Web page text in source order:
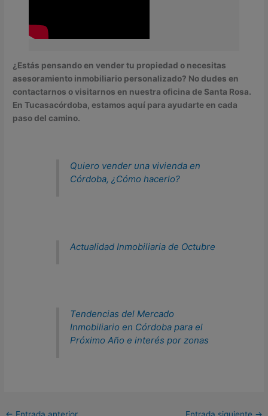
¿Estás pensando en vender tu propiedad o necesitas
asesoramiento inmobiliario personalizado? No dudes en
contactarnos o visitarnos en nuestra oficina de Santa Rosa.
En Tucasacórdoba, estamos aquí para ayudarte en cada
paso del camino.
Quiero vender una vivienda en
Córdoba, ¿Cómo hacerlo?
Actualidad Inmobiliaria de Octubre
Tendencias del Mercado
Inmobiliario en Córdoba para el
Próximo Año e interés por zonas
← Entrada anterior Entrada siguiente →